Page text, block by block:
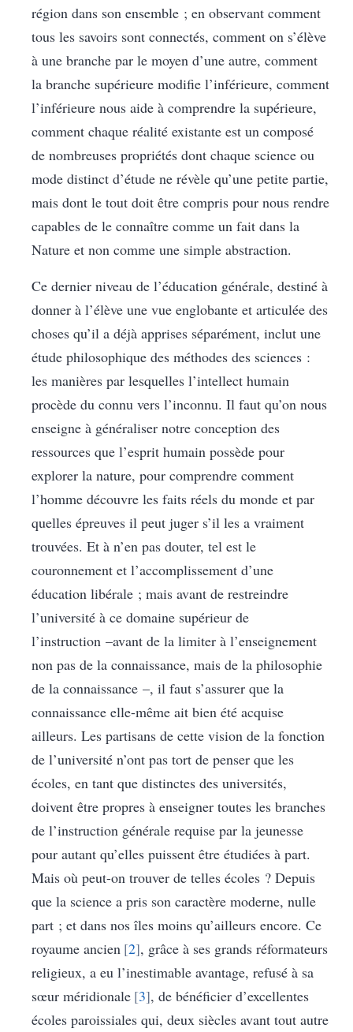
région dans son ensemble ; en observant comment
tous les savoirs sont connectés, comment on s’élève
à une branche par le moyen d’une autre, comment
la branche supérieure modifie l’inférieure, comment
l’inférieure nous aide à comprendre la supérieure,
comment chaque réalité existante est un composé
de nombreuses propriétés dont chaque science ou
mode distinct d’étude ne révèle qu’une petite partie,
mais dont le tout doit être compris pour nous rendre
capables de le connaître comme un fait dans la
Nature et non comme une simple abstraction.
Ce dernier niveau de l’éducation générale, destiné à
donner à l’élève une vue englobante et articulée des
choses qu’il a déjà apprises séparément, inclut une
étude philosophique des méthodes des sciences :
les manières par lesquelles l’intellect humain
procède du connu vers l’inconnu. Il faut qu’on nous
enseigne à généraliser notre conception des
ressources que l’esprit humain possède pour
explorer la nature, pour comprendre comment
l’homme découvre les faits réels du monde et par
quelles épreuves il peut juger s’il les a vraiment
trouvées. Et à n’en pas douter, tel est le
couronnement et l’accomplissement d’une
éducation libérale ; mais avant de restreindre
l’université à ce domaine supérieur de
l’instruction –avant de la limiter à l’enseignement
non pas de la connaissance, mais de la philosophie
de la connaissance –, il faut s’assurer que la
connaissance elle-même ait bien été acquise
ailleurs. Les partisans de cette vision de la fonction
de l’université n’ont pas tort de penser que les
écoles, en tant que distinctes des universités,
doivent être propres à enseigner toutes les branches
de l’instruction générale requise par la jeunesse
pour autant qu’elles puissent être étudiées à part.
Mais où peut-on trouver de telles écoles ? Depuis
que la science a pris son caractère moderne, nulle
part ; et dans nos îles moins qu’ailleurs encore. Ce
royaume ancien 2 , grâce à ses grands réformateurs
religieux, a eu l’inestimable avantage, refusé à sa
sœur méridionale 3 , de bénéficier d’excellentes
écoles paroissiales qui, deux siècles avant tout autre